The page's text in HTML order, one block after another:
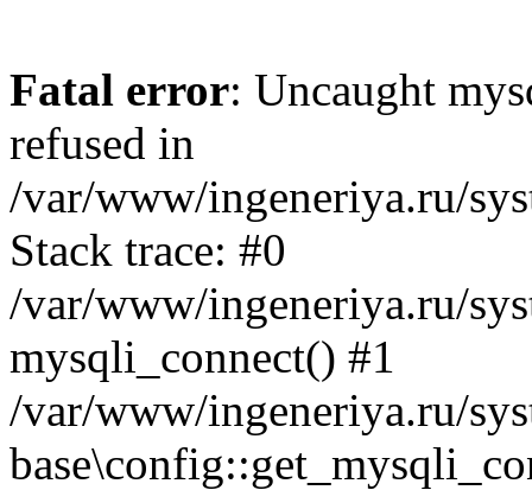
Fatal error: Uncaught
refused in
/var/www/ingeneriya.ru/
Stack trace: #0
/var/www/ingeneriya.ru/
mysqli_connect() #1
/var/www/ingeneriya.ru/